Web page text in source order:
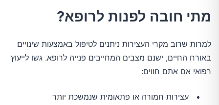
מתי חובה לפנות לרופא?
למרות שרוב מקרי העצירות ניתנים לטיפול באמצעות שינויים
באורח החיים, ישנם מצבים המחייבים פנייה לרופא. גשו לייעוץ
רפואי אם אתם חווים:
עצירות חמורה או פתאומית שנמשכת יותר